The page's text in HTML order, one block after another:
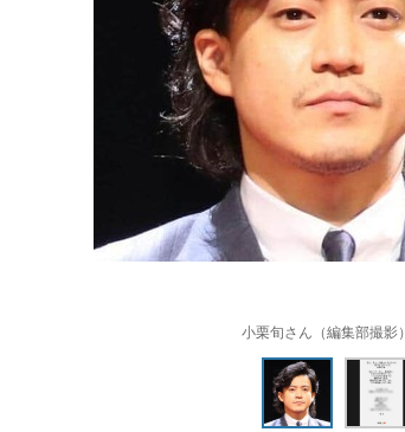
小栗旬さん（編集部撮影）